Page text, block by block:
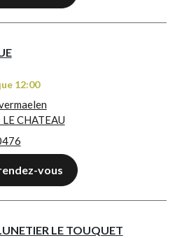
12:00
CHATEAU
vous
LE TOUQUET